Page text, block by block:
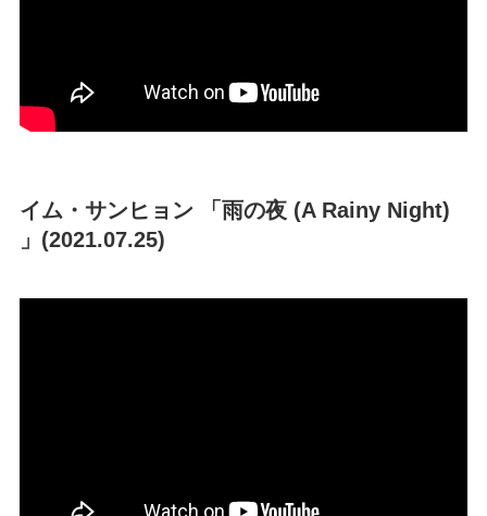
イム・サンヒョン 「雨の夜 (A Rainy Night)
」(2021.07.25)